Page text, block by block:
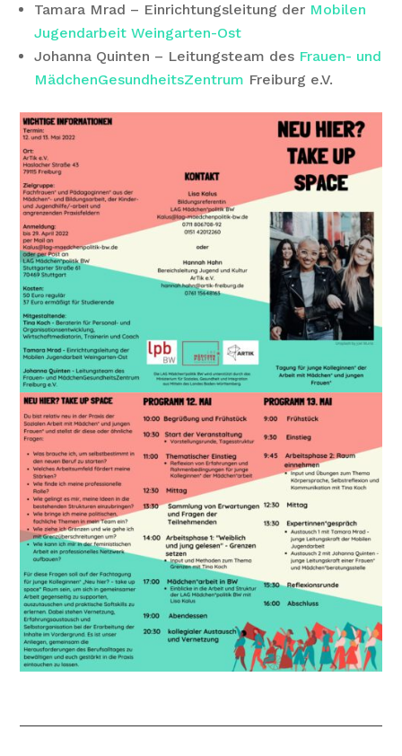
Tamara Mrad – Einrichtungsleitung der Mobilen
Jugendarbeit Weingarten-Ost
Johanna Quinten – Leitungsteam des Frauen- und
MädchenGesundheitsZentrum Freiburg e.V.